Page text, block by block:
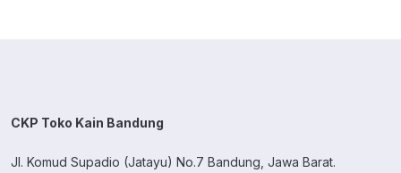
CKP Toko Kain Bandung
Jl. Komud Supadio (Jatayu) No.7 Bandung, Jawa Barat.